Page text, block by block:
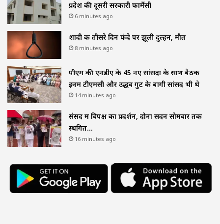
प्रदेश की दूसरी सरकारी फार्मेसी
6 minutes ago
शादी क तीसरे दिन फंदे पर झूली दुल्हन, मौत
8 minutes ago
पीएम की एनडीए के 45 नए सांसदों के साथ बैठक
इनमें टीएमसी और उद्धव गुट के बागी सांसद भी थे
14 minutes ago
संसद में विपक्ष का प्रदर्शन, दोनों सदन सोमवार तक
स्थगित…
16 minutes ago